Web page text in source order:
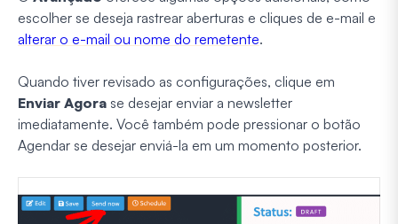
escolher se deseja rastrear aberturas e cliques de e-mail e
alterar o e-mail ou nome do remetente.
Quando tiver revisado as configurações, clique em
Enviar Agora se desejar enviar a newsletter
imediatamente. Você também pode pressionar o botão
Agendar se desejar enviá-la em um momento posterior.